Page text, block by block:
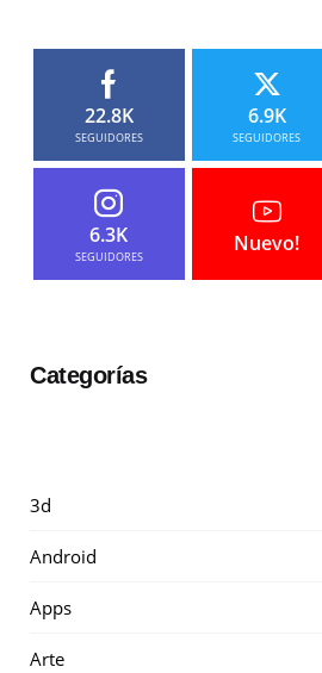
22.8K
SEGUIDORES
6.9K
SEGUIDORES
6.3K
SEGUIDORES
Nuevo!
Categorías
3d
Android
Apps
Arte